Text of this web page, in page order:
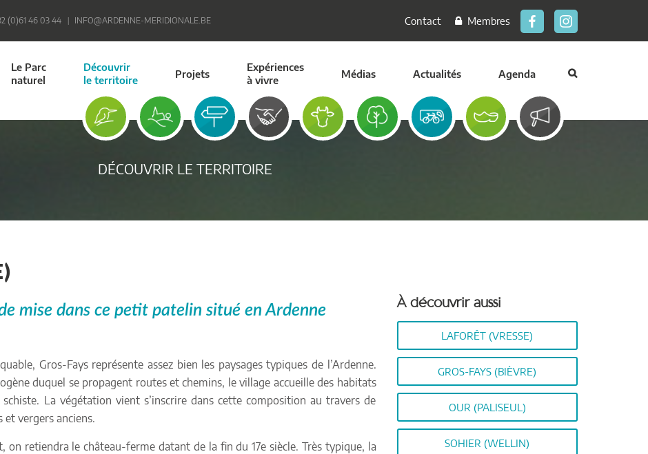
(0)61 46 03 44 INFO@ARDENNE-MERIDIONALE.BE Contact Membres
Le Parc
naturel
Découvrir
le territoire
Projets
Expériences
à vivre
Médias Actualités Agenda
DÉCOUVRIR LE TERRITOIRE
mise dans ce petit patelin situé en Ardenne
Gros-Fays représente assez bien les paysages typiques de l’Ardenne.
duquel se propagent routes et chemins, le village accueille des habitats
La végétation vient s’inscrire dans cette composition au travers de
et vergers anciens.
retiendra le château-ferme datant de la fin du 17e siècle. Très typique, la
À découvrir aussi
LAFORÊT (VRESSE)
GROS-FAYS (BIÈVRE)
OUR (PALISEUL)
SOHIER (WELLIN)